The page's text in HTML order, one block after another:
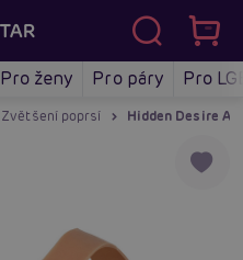
Pro ženy Pro páry Pro
Zvětšení poprsí Hidden Desire